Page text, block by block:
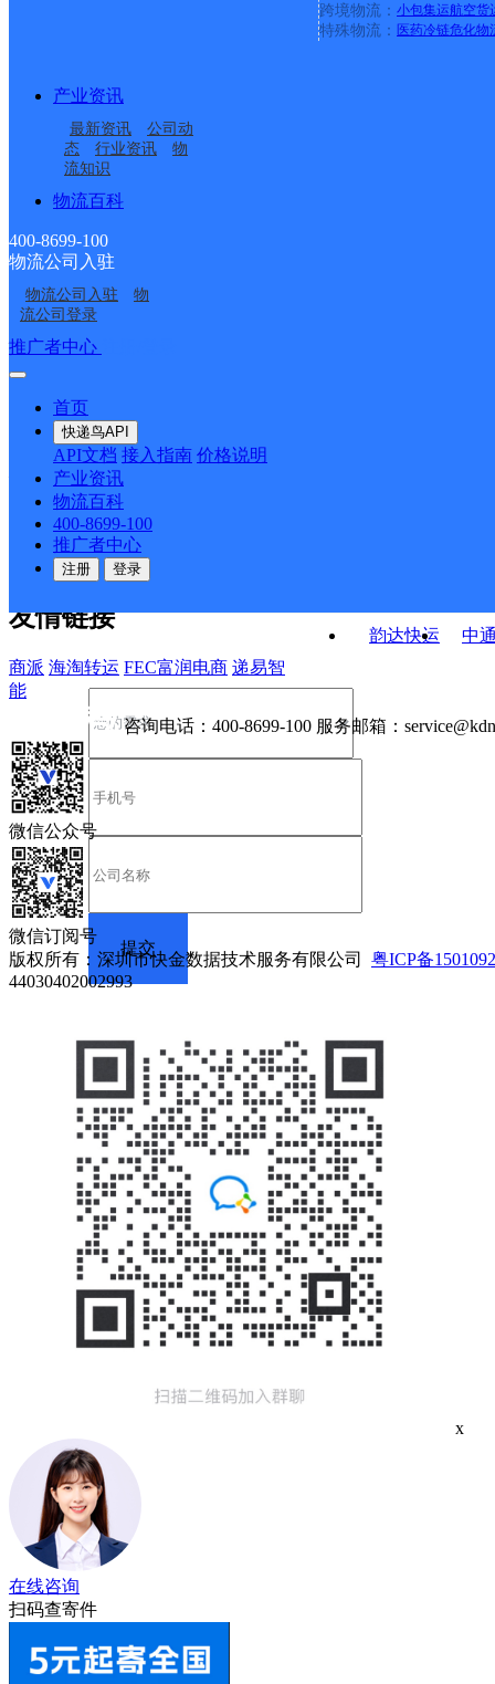
跨境物流： 小包集运航空货
特殊物流： 医药冷链危化物
产业资讯
最新资讯
公司动
态
行业资讯
物
流知识
物流百科
400-8699-100
物流公司入驻
物流公司入驻
物
流公司登录
推广者中心
首页
快递鸟API
API文档 接入指南 价格说明
产业资讯
物流百科
400-8699-100
推广者中心
注册 登录
汉源县富泉镇合作点
ID4484
汉源县九襄镇合作点
ID215
汉源县两河邮政所
汉源县皇木邮政所
汉源县大岭邮政所
汉源县坭美邮政所
韵达快运
中
接口API
API接口 DEMO下载
关于我们
公司介绍 企业动态
合作伙伴 快递鸟接口服务协议
户隐私政策
友情链接
商派 海淘转运 FEC富润电商 递易智
能
咨询电话： 400-8699-100 服务邮箱：
微信公众号
微信订阅号
版权所有：深圳市快金数据技术服务有限公司 粤ICP备
44030402002993
x
在线咨询
扫码查寄件